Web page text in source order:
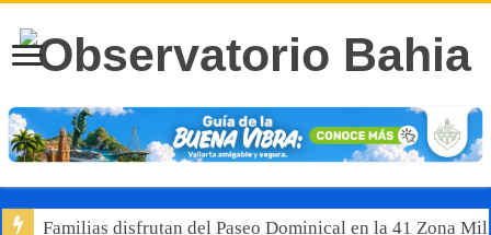
Familias disfrutan del Paseo Dominical en la 41 Zona
Luis Munguía destaca, junto al gobernador Pablo